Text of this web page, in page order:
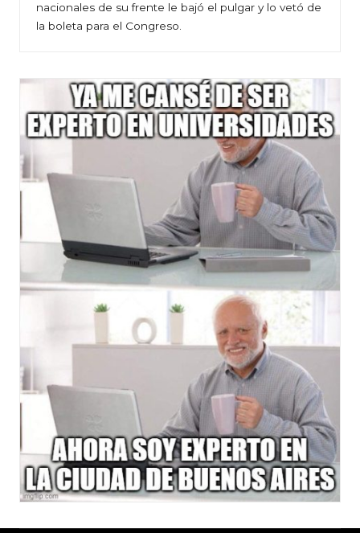
nacionales de su frente le bajó el pulgar y lo vetó de
la boleta para el Congreso.